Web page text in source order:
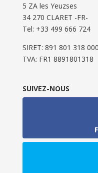
5 ZA les Yeuzses
34 270 CLARET -FR-
Tel: ‭+33 499 666 724‬
SIRET: 891 801 318
TVA: FR1 8891801318
SUIVEZ-NOUS